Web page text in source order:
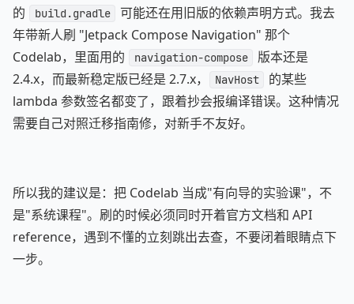
的
build.gradle
可能还在用旧版的依赖声明方式。我去
年带新人刷 "Jetpack Compose Navigation" 那个
Codelab，里面用的
navigation-compose
版本还是
2.4.x，而最新稳定版已经是 2.7.x，
NavHost
的某些
lambda 参数签名都变了，跟着抄会报编译错误。这种情况
需要自己对照迁移指南修，对新手不友好。
所以我的建议是：把 Codelab 当成"有向导的实验课"，不
是"系统课程"。刷的时候必须同时开着官方文档和 API
reference，遇到不懂的立刻跳出去查，不要闭着眼睛点下
一步。